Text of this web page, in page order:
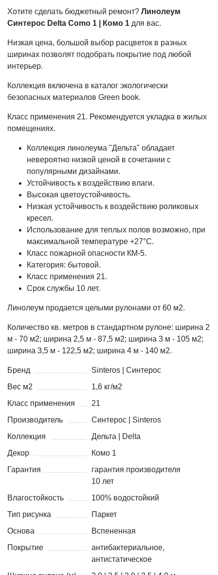
Хотите сделать бюджетный ремонт? Линолеум
Синтерос Delta Como 1 | Комо 1 для вас.
Низкая цена, большой выбор расцветок в разных
ширинах позволят подобрать покрытие под любой
интерьер.
Коллекция включена в каталог экологически
безопасных материалов Green book.
Класс применения 21. Рекомендуется укладка в жилых
помещениях.
Коллекция линолеума "Дельта" обладает
невероятно низкой ценой в сочетании с
популярными дизайнами.
Устойчивость к воздействию влаги.
Высокая цветоустойчивость.
Низкая устойчивость к воздействию роликовых
кресел.
Использование для теплых полов возможно, при
максимальной температуре +27°С.
Класс пожарной опасности КМ-5.
Категория: бытовой.
Класс применения 21.
Срок службы 10 лет.
Линолеум продается целыми рулонами от 60 м2.
Количество кв. метров в стандартном рулоне: ширина 2
м - 70 м2; ширина 2,5 м - 87,5 м2; ширина 3 м - 105 м2;
ширина 3,5 м - 122,5 м2; ширина 4 м - 140 м2.
Бренд
Sinteros | Синтерос
Вес м2
1,6 кг/м2
Класс применения
21
Производитель
Синтерос | Sinteros
Коллекция
Дельта | Delta
Декор
Комо 1
Гарантия
гарантия производителя
10 лет
Влагостойкость
100% водостойкий
Тип рисунка
Паркет
Основа
Вспененная
Покрытие
антибактериальное,
антистатическое